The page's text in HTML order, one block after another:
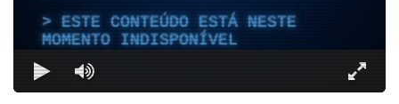
ESTE CONTEÚDO ESTÁ NESTE
MOMENTO INDISPONÍVEL